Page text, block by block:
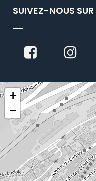
SUIVEZ-NOUS SUR
+
−